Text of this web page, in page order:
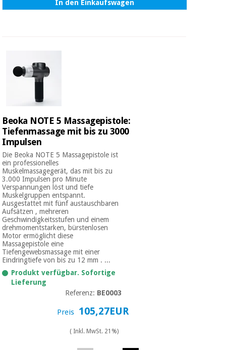
In den Einkaufswagen
Beoka NOTE 5 Massagepistole:
Tiefenmassage mit bis zu 3000
Impulsen
Die Beoka NOTE 5 Massagepistole ist
ein professionelles
Muskelmassagegerät, das mit bis zu
3.000 Impulsen pro Minute
Verspannungen löst und tiefe
Muskelgruppen entspannt.
Ausgestattet mit fünf austauschbaren
Aufsätzen , mehreren
Geschwindigkeitsstufen und einem
drehmomentstarken, bürstenlosen
Motor ermöglicht diese
Massagepistole eine
Tiefengewebsmassage mit einer
Eindringtiefe von bis zu 12 mm . ...
Produkt verfügbar. Sofortige
Lieferung
Referenz: BE0003
Preis 105,27EUR
( Inkl. MwSt. 21%)